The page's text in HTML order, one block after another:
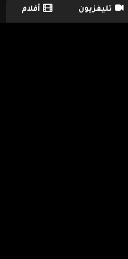
TV Guide Menu
تليفزيون أفلام